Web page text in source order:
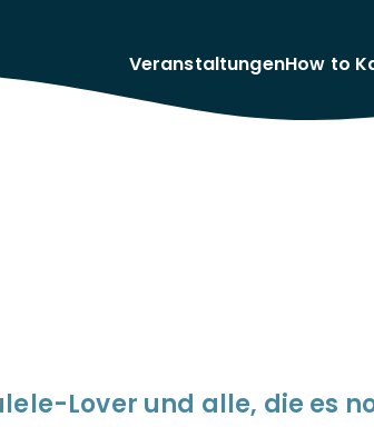
VeranstaltungenHow to
Lover und alle, die es